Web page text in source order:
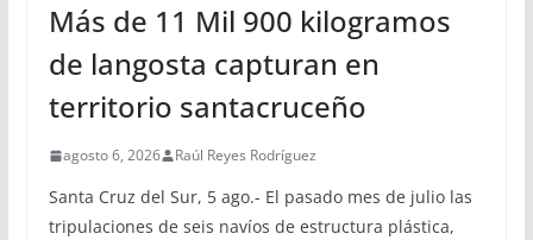
Más de 11 Mil 900 kilogramos
de langosta capturan en
territorio santacruceño
agosto 6, 2026 Raúl Reyes Rodríguez
Santa Cruz del Sur, 5 ago.- El pasado mes de julio las
tripulaciones de seis navíos de estructura plástica,